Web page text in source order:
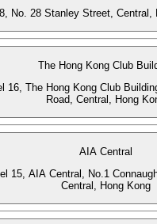
No. 28 Stanley Street, Central,
The Hong Kong Club
16, The Hong Kong Club
Road, Central, Hong
AIA Central
15, AIA Central, No.1
Central, Hong Kong